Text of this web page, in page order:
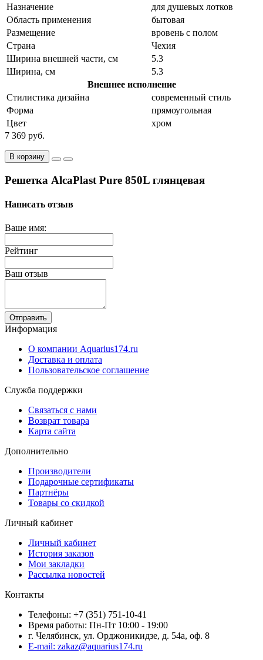
Назначение
для душевых лотков
Область применения
бытовая
Размещение
вровень с полом
Страна
Чехия
Ширина внешней части, см
5.3
Ширина, см
5.3
Внешнее исполнение
Стилистика дизайна
современный стиль
Форма
прямоугольная
Цвет
хром
7 369 руб.
В корзину
Решетка AlcaPlast Pure 850L глянцевая
Написать отзыв
Ваше имя:
Рейтинг
Ваш отзыв
Отправить
Информация
О компании Aquarius174.ru
Доставка и оплата
Пользовательское соглашение
Служба поддержки
Связаться с нами
Возврат товара
Карта сайта
Дополнительно
Производители
Подарочные сертификаты
Партнёры
Товары со скидкой
Личный кабинет
Личный кабинет
История заказов
Мои закладки
Рассылка новостей
Контакты
Телефоны: +7 (351) 751-10-41
Время работы: Пн-Пт 10:00 - 19:00
г. Челябинск, ул. Орджоникидзе, д. 54а, оф. 8
E-mail: zakaz@aquarius174.ru